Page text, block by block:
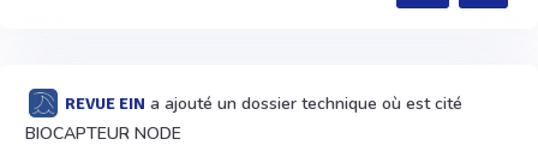
REVUE EIN a ajouté un dossier technique où est cité
BIOCAPTEUR NODE